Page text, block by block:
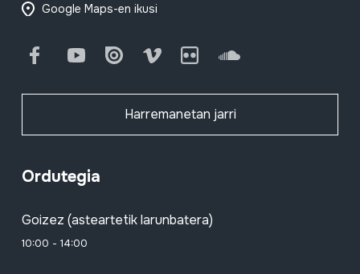
Google Maps-en ikusi
FacebookYoutube Issuu Vimeo Flickr SoundCloud
Harremanetan jarri
Ordutegia
Goizez (asteartetik larunbatera)
10:00 - 14:00